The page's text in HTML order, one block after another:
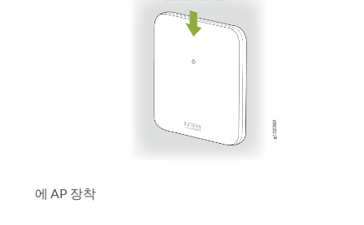
에 AP 장착